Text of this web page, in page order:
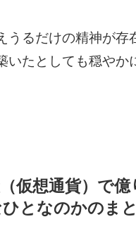
うるだけの精神が存
いたとしても穏やか
仮想通貨）で
となのかのま